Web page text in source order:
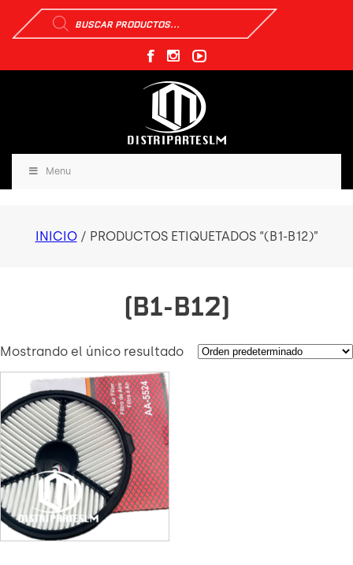
Búsqueda
de
productos
Menu
INICIO/ PRODUCTOS ETIQUETADOS “(B1-B12)”
(B1-B12)
Mostrando el único resultado